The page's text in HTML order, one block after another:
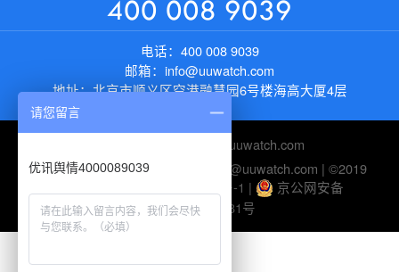
400 008 9039
电话： 400 008 9039
邮箱： info@uuwatch.com
地址：北京市顺义区空港融慧园6号楼海高大厦4层
https://new.uuwatch.com
电话：010-82895510 | 邮箱：help@uuwatch.com | ©2019
京ICP备10045116号-1 |
京公网安备
11010802026281号
请您留言
优讯舆情4000089039